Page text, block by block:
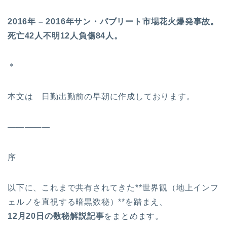
2016年 – 2016年サン・パブリート市場花火爆発事故。
死亡42人不明12人負傷84人。
＊
本文は 日勤出勤前の早朝に作成しております。
—————
序
以下に、これまで共有されてきた**世界観（地上インフ
ェルノを直視する暗黒数秘）**を踏まえ、
12月20日の数秘解説記事をまとめます。